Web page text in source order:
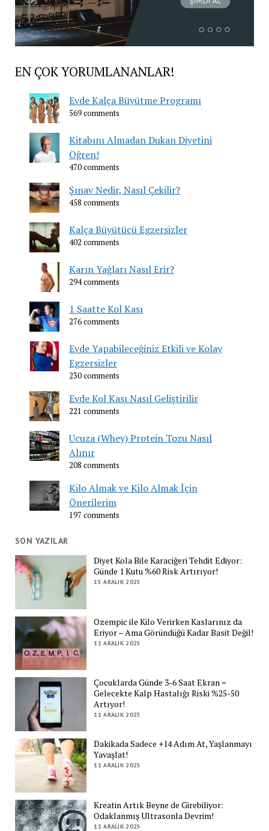
EN ÇOK YORUMLANANLAR!
Evde Kalça Büyütme Programı
569 comments
Kitabını Almadan Dukan Diyetini
Öğren!
470 comments
Şınav Nedir, Nasıl Çekilir?
458 comments
Kalça Büyütücü Egzersizler
402 comments
Karın Yağları Nasıl Erir?
294 comments
1 Saatte Kol Kası
276 comments
Evde Yapabileceğiniz Etkili ve Kolay
Egzersizler
230 comments
Evde Kol Kası Nasıl Geliştirilir
221 comments
Ucuza (Whey) Protein Tozu Nasıl
Alınır
208 comments
Kilo Almak ve Kilo Almak İçin
Önerilerim
197 comments
SON YAZILAR
Diyet Kola Bile Karaciğeri Tehdit Ediyor:
Günde 1 Kutu %60 Risk Artırıyor!
15 ARALIK 2025
Ozempic ile Kilo Verirken Kaslarınız da
Eriyor – Ama Göründüğü Kadar Basit Değil!
11 ARALIK 2025
Çocuklarda Günde 3-6 Saat Ekran =
Gelecekte Kalp Hastalığı Riski %25-50
Artıyor!
11 ARALIK 2025
Dakikada Sadece +14 Adım At, Yaşlanmayı
Yavaşlat!
11 ARALIK 2025
Kreatin Artık Beyne de Girebiliyor:
Odaklanmış Ultrasonla Devrim!
11 ARALIK 2025